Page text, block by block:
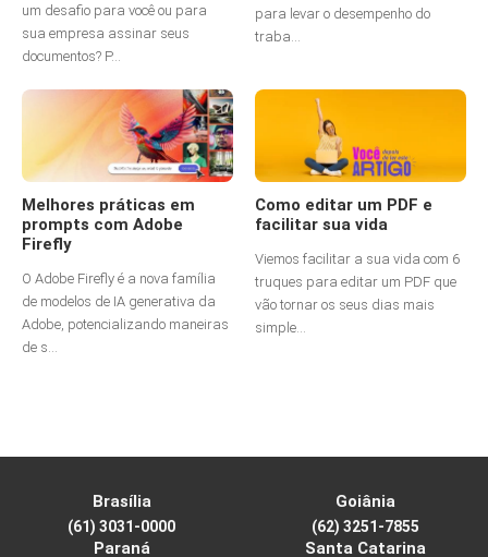
um desafio para você ou para
sua empresa assinar seus
documentos? P...
para levar o desempenho do
traba...
Melhores práticas em
prompts com Adobe
Firefly
O Adobe Firefly é a nova família
de modelos de IA generativa da
Adobe, potencializando maneiras
de s...
Como editar um PDF e
facilitar sua vida
Viemos facilitar a sua vida com 6
truques para editar um PDF que
vão tornar os seus dias mais
simple...
Brasília
(61) 3031-0000
Goiânia
(62) 3251-7855
Paraná Santa Catarina